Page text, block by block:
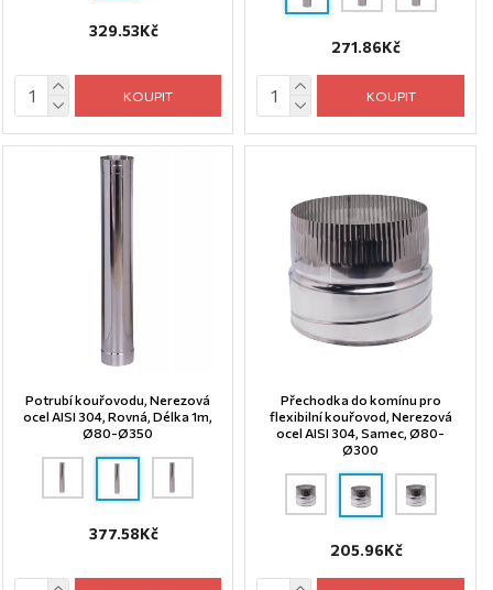
329.53Kč
KOUPIT
271.86Kč
KOUPIT
Potrubí kouřovodu, Nerezová
ocel AISI 304, Rovná, Délka 1m,
Ø80-Ø350
377.58Kč
Přechodka do komínu pro
flexibilní kouřovod, Nerezová
ocel AISI 304, Samec, Ø80-
Ø300
205.96Kč